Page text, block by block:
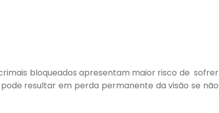
bloqueados apresentam maior risco de sofrer
resultar em perda permanente da visão se não